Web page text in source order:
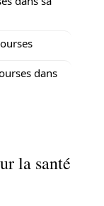
dans
la santé